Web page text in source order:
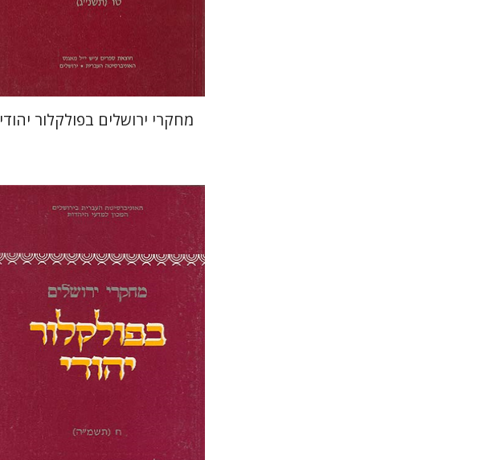
הנחת אתר ספר מודפס
מחקרי ירושלים בפולקלור יהודי
תמר אלכסנדר-פריזר
גלית
חזן-רוקם
הנחת אתר ספר מודפס